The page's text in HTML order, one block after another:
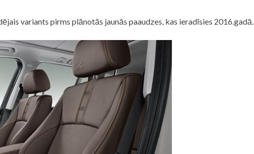
variants pirms plānotās jaunās paaudzes, kas ieradīsies 2016.gadā.